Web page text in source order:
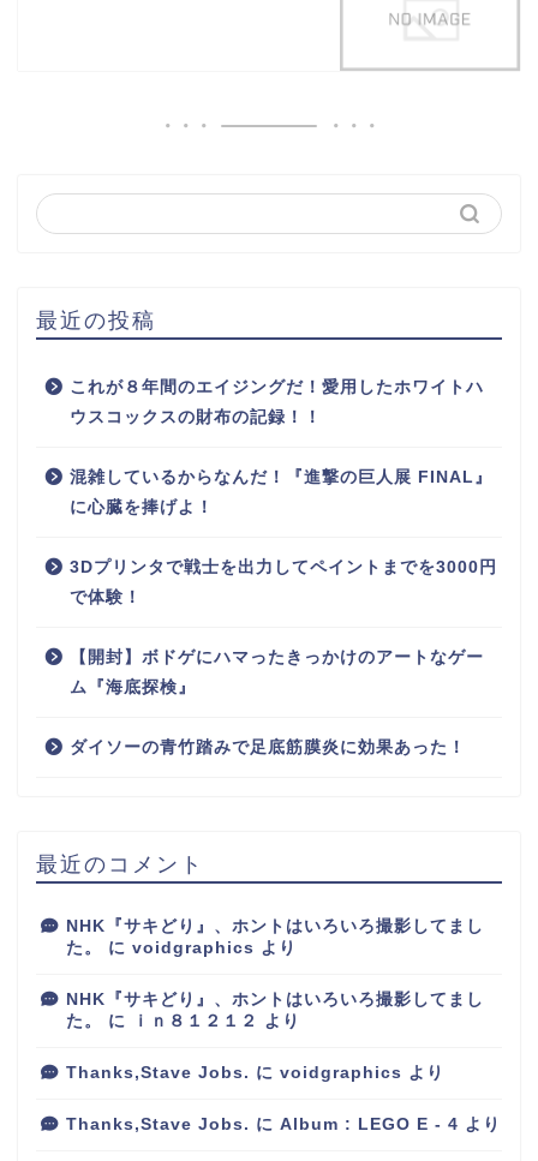
最近の投稿
これが８年間のエイジングだ！愛用したホワイトハ
ウスコックスの財布の記録！！
混雑しているからなんだ！『進撃の巨人展 FINAL』
に心臓を捧げよ！
3Dプリンタで戦士を出力してペイントまでを3000円
で体験！
【開封】ボドゲにハマったきっかけのアートなゲー
ム『海底探検』
ダイソーの青竹踏みで足底筋膜炎に効果あった！
最近のコメント
NHK『サキどり』、ホントはいろいろ撮影してまし
た。
に voidgraphics より
NHK『サキどり』、ホントはいろいろ撮影してまし
た。
に ｉｎ８１２１２ より
Thanks,Stave Jobs. に voidgraphics より
Thanks,Stave Jobs. に Album : LEGO E - 4 より